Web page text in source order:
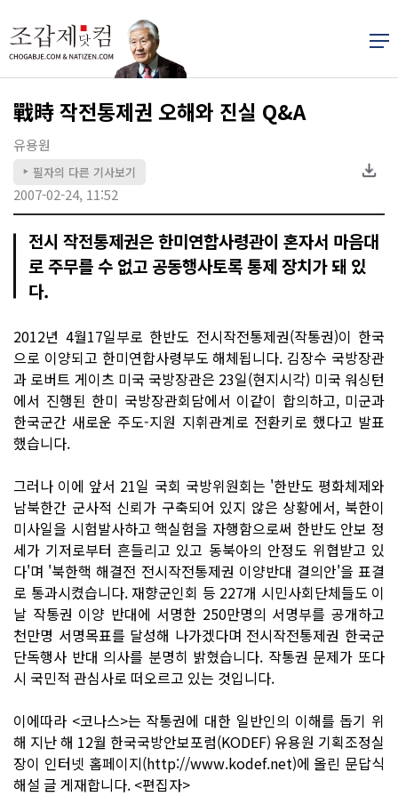
戰時 작전통제권 오해와 진실 Q&A
유용원
▶ 필자의 다른 기사보기
2007-02-24, 11:52
전시 작전통제권은 한미연합사령관이 혼자서 마음대
로 주무를 수 없고 공동행사토록 통제 장치가 돼 있
다.
2012년 4월17일부로 한반도 전시작전통제권(작통권)이 한국
으로 이양되고 한미연합사령부도 해체됩니다. 김장수 국방장관
과 로버트 게이츠 미국 국방장관은 23일(현지시각) 미국 워싱턴
에서 진행된 한미 국방장관회담에서 이같이 합의하고, 미군과
한국군간 새로운 주도-지원 지휘관계로 전환키로 했다고 발표
했습니다.
그러나 이에 앞서 21일 국회 국방위원회는 '한반도 평화체제와
남북한간 군사적 신뢰가 구축되어 있지 않은 상황에서, 북한이
미사일을 시험발사하고 핵실험을 자행함으로써 한반도 안보 정
세가 기저로부터 흔들리고 있고 동북아의 안정도 위협받고 있
다'며 '북한핵 해결전 전시작전통제권 이양반대 결의안'을 표결
로 통과시켰습니다. 재향군인회 등 227개 시민사회단체들도 이
날 작통권 이양 반대에 서명한 250만명의 서명부를 공개하고
천만명 서명목표를 달성해 나가겠다며 전시작전통제권 한국군
단독행사 반대 의사를 분명히 밝혔습니다. 작통권 문제가 또다
시 국민적 관심사로 떠오르고 있는 것입니다.
이에따라 <코나스>는 작통권에 대한 일반인의 이해를 돕기 위
해 지난 해 12월 한국국방안보포럼(KODEF) 유용원 기획조정실
장이 인터넷 홈페이지(http://www.kodef.net)에 올린 문답식
해설 글 게재합니다. <편집자>